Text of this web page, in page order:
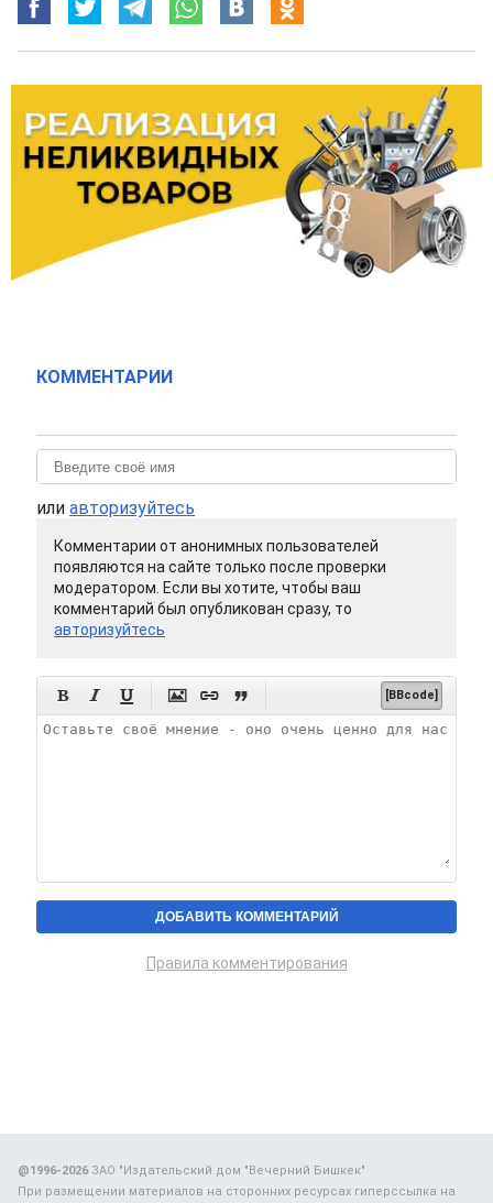
КОММЕНТАРИИ
или авторизуйтесь
Комментарии от анонимных пользователей
появляются на сайте только после проверки
модератором. Если вы хотите, чтобы ваш
комментарий был опубликован сразу, то
авторизуйтесь
      [BBcode]
Правила комментирования
@1996-2026ЗАО "Издательский дом "Вечерний Бишкек"
При размещении материалов на сторонних ресурсах гиперссылка на